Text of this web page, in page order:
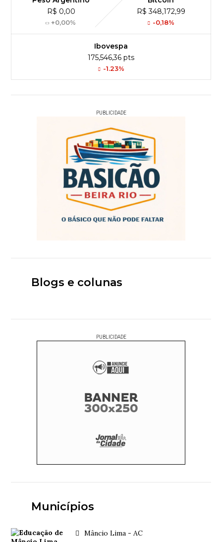
R$ 0,00
+0,00%
R$ 348,172,99
-0,18%
Ibovespa
175,546,36 pts
-1.23%
PUBLICIDADE
Blogs e colunas
PUBLICIDADE
Municípios
Mâncio Lima - AC